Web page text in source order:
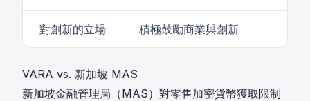
對創新的立場 積極鼓勵商業與創新
VARA vs. 新加坡 MAS
新加坡金融管理局（MAS）對零售加密貨幣獲取限制